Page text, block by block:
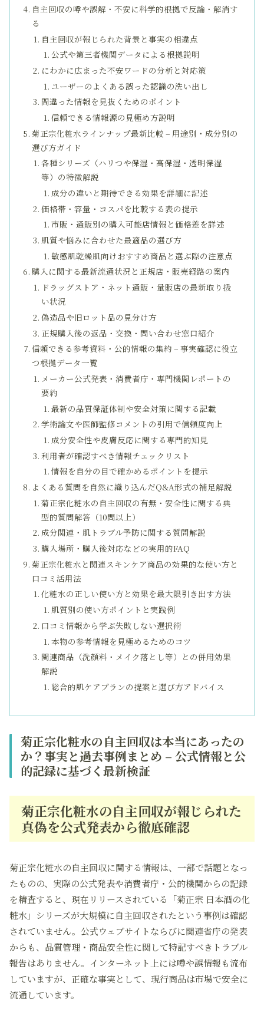
自主回収の噂や誤解・不安に科学的根拠で反論・解消す
る
自主回収が報じられた背景と事実の相違点
公式や第三者機関データによる根拠説明
にわかに広まった不安ワードの分析と対応策
ユーザーのよくある誤った認識の洗い出し
間違った情報を見抜くためのポイント
信頼できる情報源の見極め方説明
菊正宗化粧水ラインナップ最新比較 – 用途別・成分別の
選び方ガイド
各種シリーズ（ハリつや保湿・高保湿・透明保湿
等）の特徴解説
成分の違いと期待できる効果を詳細に記述
価格帯・容量・コスパを比較する表の提示
市販・通販別の購入可能店情報と価格差を詳述
肌質や悩みに合わせた最適品の選び方
敏感肌乾燥肌向けおすすめ商品と選ぶ際の注意点
購入に関する最新流通状況と正規店・販売経路の案内
ドラッグストア・ネット通販・量販店の最新取り扱
い状況
偽造品や旧ロット品の見分け方
正規購入後の返品・交換・問い合わせ窓口紹介
信頼できる参考資料・公的情報の集約 – 事実確認に役立
つ根拠データ一覧
メーカー公式発表・消費者庁・専門機関レポートの
要約
最新の品質保証体制や安全対策に関する記載
学術論文や医師監修コメントの引用で信頼度向上
成分安全性や皮膚反応に関する専門的知見
利用者が確認すべき情報チェックリスト
情報を自分の目で確かめるポイントを提示
よくある質問を自然に織り込んだQ&A形式の補足解説
菊正宗化粧水の自主回収の有無・安全性に関する典
型的質問解答（10問以上）
成分関連・肌トラブル予防に関する質問解説
購入場所・購入後対応などの実用的FAQ
菊正宗化粧水と関連スキンケア商品の効果的な使い方と
口コミ活用法
化粧水の正しい使い方と効果を最大限引き出す方法
肌質別の使い方ポイントと実践例
口コミ情報から学ぶ失敗しない選択術
本物の参考情報を見極めるためのコツ
関連商品（洗顔料・メイク落とし等）との併用効果
解説
総合的肌ケアプランの提案と選び方アドバイス
菊正宗化粧水の自主回収は本当にあったの
か？事実と過去事例まとめ – 公式情報と公
的記録に基づく最新検証
菊正宗化粧水の自主回収が報じられた
真偽を公式発表から徹底確認
菊正宗化粧水の自主回収に関する情報は、一部で話題となっ
たものの、実際の公式発表や消費者庁・公的機関からの記録
を精査すると、現在リリースされている「菊正宗 日本酒の化
粧水」シリーズが大規模に自主回収されたという事例は確認
されていません。公式ウェブサイトならびに関連省庁の発表
からも、品質管理・商品安全性に関して特記すべきトラブル
報告はありません。インターネット上には噂や誤情報も流布
していますが、正確な事実として、現行商品は市場で安全に
流通しています。